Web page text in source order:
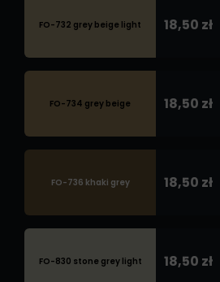
FO-732 grey beige light 18,50 zł
FO-734 grey beige 18,50 zł
FO-736 khaki grey 18,50 zł
FO-830 stone grey light 18,50 zł